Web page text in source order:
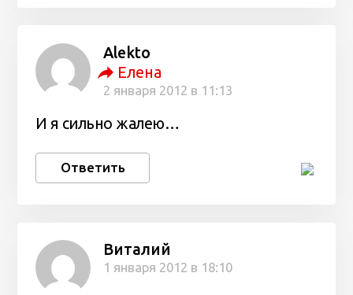
Alekto
Елена
2 января 2012 в 11:13
И я сильно жалею…
Ответить
Виталий
1 января 2012 в 18:10